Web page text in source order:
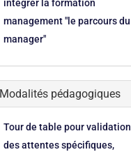
intégrer la formation
management "le parcours du
manager"
Modalités pédagogiques
Tour de table pour validation
des attentes spécifiques,